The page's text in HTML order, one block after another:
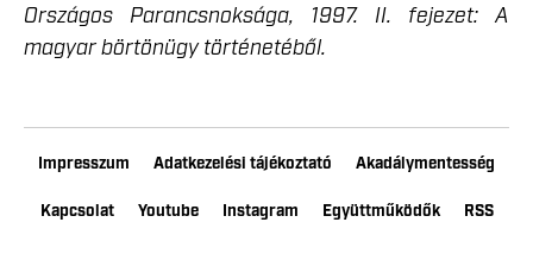
Országos Parancsnoksága, 1997. II. fejezet: A
magyar börtönügy történetéből.
Impresszum Adatkezelési tájékoztató Akadálymentesség
Kapcsolat Youtube Instagram Együttműködők RSS